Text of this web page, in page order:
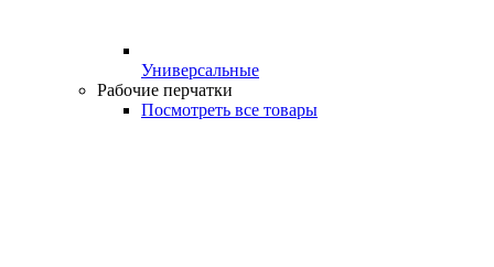
Универсальные
Рабочие перчатки
Посмотреть все товары